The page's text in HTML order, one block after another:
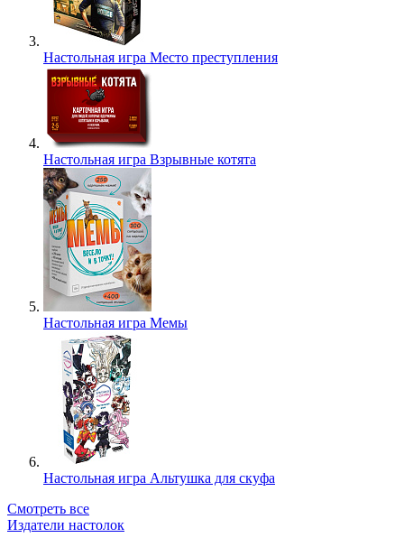
Настольная игра Место преступления
Настольная игра Взрывные котята
Настольная игра Мемы
Настольная игра Альтушка для скуфа
Смотреть все
Издатели настолок